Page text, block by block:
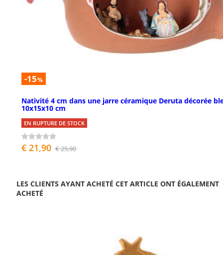
-15%
Nativité 4 cm dans une jarre céramique Deruta décorée
10x15x10 cm
EN RUPTURE DE STOCK
€ 21,90 € 25,90
LES CLIENTS AYANT ACHETÉ CET ARTICLE ONT ÉGALEMENT
ACHETÉ